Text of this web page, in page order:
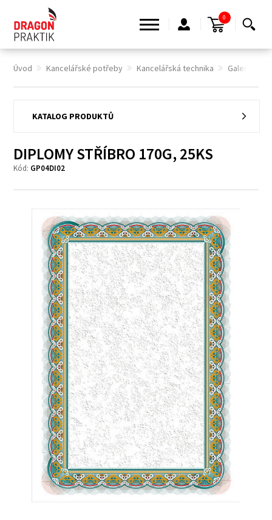
Úvod Kancelářské potřeby Kancelářská technika Galerie
KATALOG PRODUKTŮ
DIPLOMY STŘÍBRO 170G, 25KS
Kód: GP04DI02
0